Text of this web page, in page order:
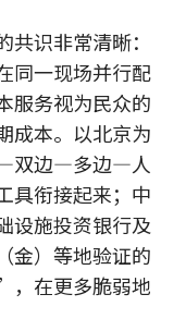
识非常清晰：
同一现场并行配
服务视为民众的
成本。以北京为
双边—多边—人
衔接起来；中
设施投资银行及
金）等地验证的
在更多脆弱地